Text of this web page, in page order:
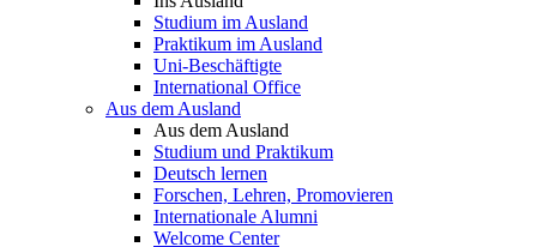
Studium im Ausland
Praktikum im Ausland
Uni-Beschäftigte
International Office
Aus dem Ausland
Aus dem Ausland
Studium und Praktikum
Deutsch lernen
Forschen, Lehren, Promovieren
Internationale Alumni
Welcome Center